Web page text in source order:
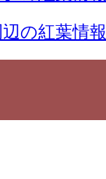
の紅葉情報